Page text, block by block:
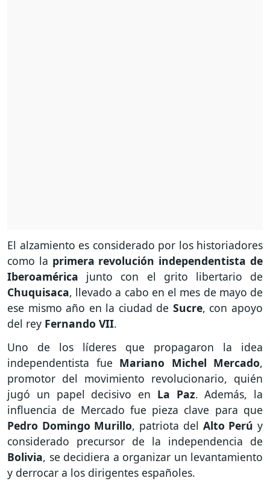
El alzamiento es considerado por los historiadores
como la primera revolución independentista de
Iberoamérica junto con el grito libertario de
Chuquisaca, llevado a cabo en el mes de mayo de
ese mismo año en la ciudad de Sucre, con apoyo
del rey Fernando VII.
Uno de los líderes que propagaron la idea
independentista fue Mariano Michel Mercado,
promotor del movimiento revolucionario, quién
jugó un papel decisivo en La Paz. Además, la
influencia de Mercado fue pieza clave para que
Pedro Domingo Murillo, patriota del Alto Perúy
considerado precursor de la independencia de
Bolivia, se decidiera a organizar un levantamiento
y derrocar a los dirigentes españoles.